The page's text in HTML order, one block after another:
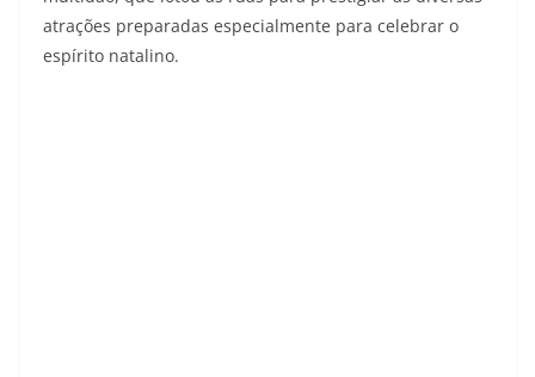
atrações preparadas especialmente para celebrar o
espírito natalino.